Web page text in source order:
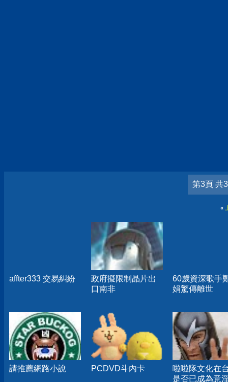
第3頁 共
«
affter333 交易糾紛
政府擬限制晶片出
口南非
60歲資深歌手
娟驚傳離世
請推薦網路小說 PCDVD斗內卡
啦啦隊文化在
是否已成為意